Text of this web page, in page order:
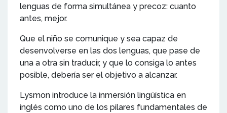
lenguas de forma simultánea y precoz: cuanto
antes, mejor.
Que el niño se comunique y sea capaz de
desenvolverse en las dos lenguas, que pase de
una a otra sin traducir, y que lo consiga lo antes
posible, debería ser el objetivo a alcanzar.
Lysmon introduce la inmersión lingüística en
inglés como uno de los pilares fundamentales de